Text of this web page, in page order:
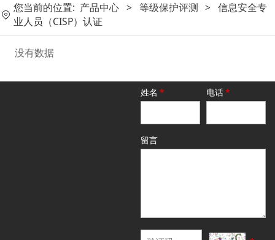
您当前的位置: 产品中心 > 等级保护评测 > 信息安全专
业人员（CISP）认证
没有数据
姓名 * 电话*
留言